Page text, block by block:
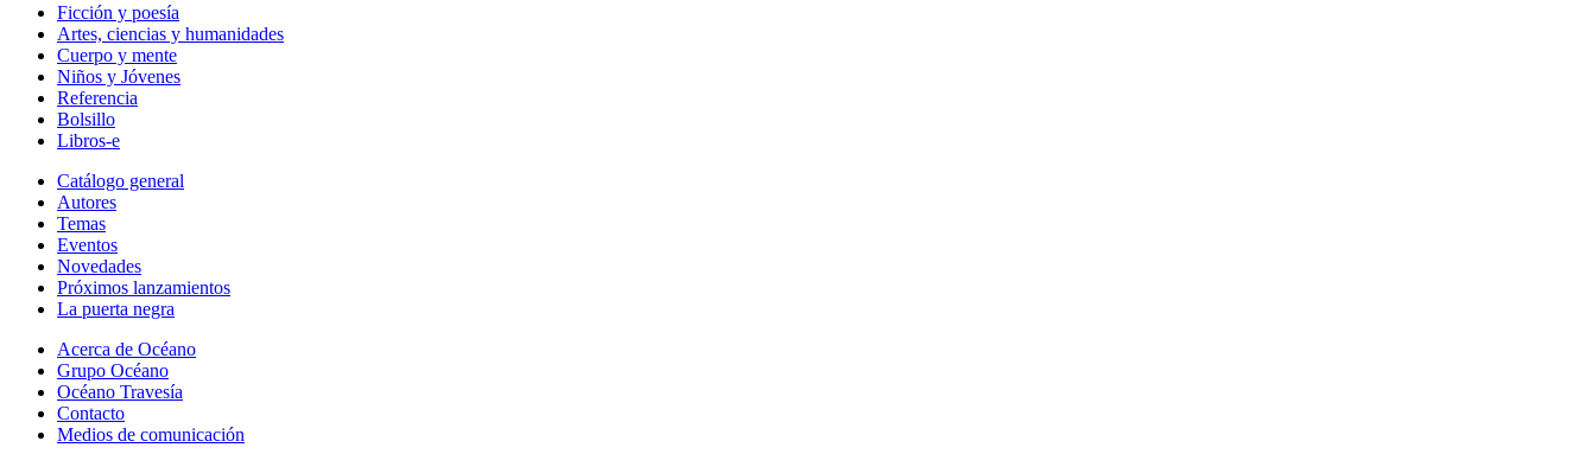
Ficción y poesía
Artes, ciencias y humanidades
Cuerpo y mente
Niños y Jóvenes
Referencia
Bolsillo
Libros-e
Catálogo general
Autores
Temas
Eventos
Novedades
Próximos lanzamientos
La puerta negra
Acerca de Océano
Grupo Océano
Océano Travesía
Contacto
Medios de comunicación